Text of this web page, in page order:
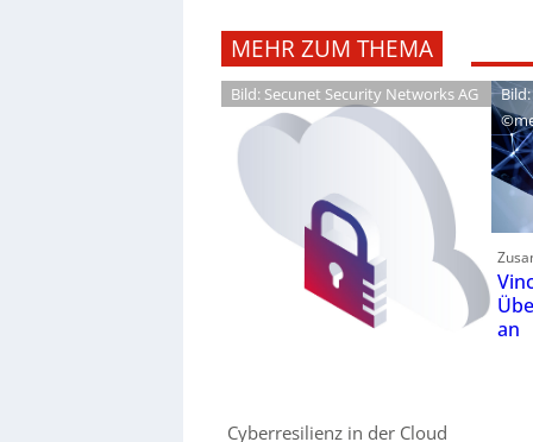
MEHR ZUM THEMA
Bild: Secunet Security Networks AG
Cyberresilienz in der Cloud
Bild:
an